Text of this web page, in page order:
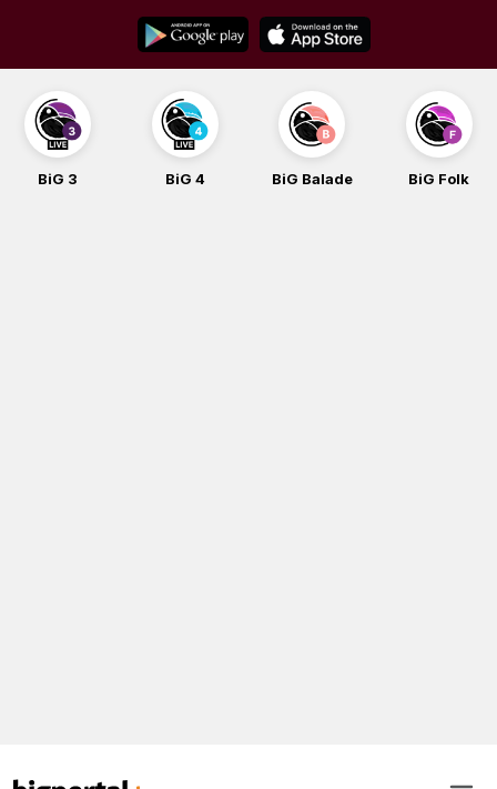
content
BiG 3 BiG 4 BiG Balade BiG Folk